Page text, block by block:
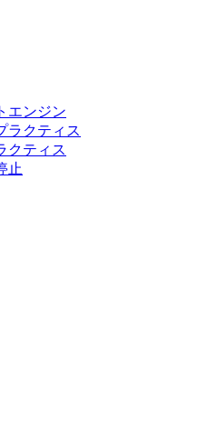
エンジン
ラクティス
クティス
止